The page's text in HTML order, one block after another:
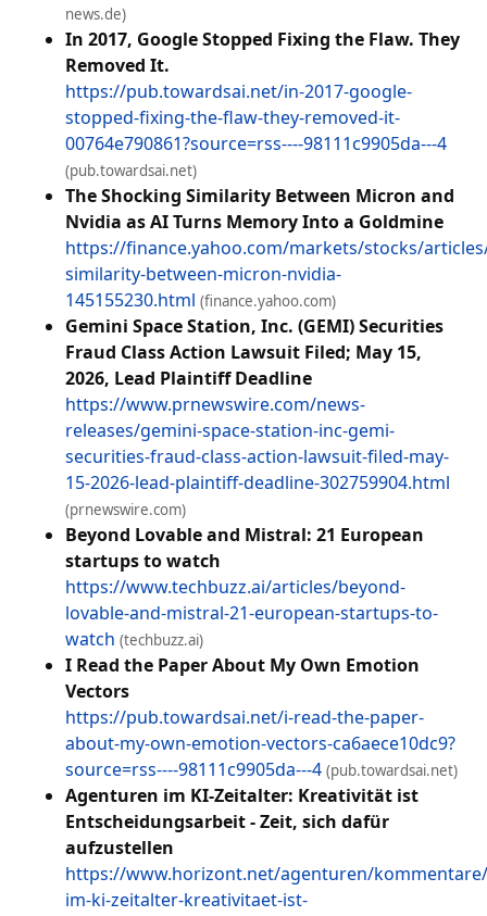
news.de)
In 2017, Google Stopped Fixing the Flaw. They
Removed It.
https://pub.towardsai.net/in-2017-google-
stopped-fixing-the-flaw-they-removed-it-
00764e790861?source=rss----98111c9905da---4
(pub.towardsai.net)
The Shocking Similarity Between Micron and
Nvidia as AI Turns Memory Into a Goldmine
https://finance.yahoo.com/markets/stocks/
similarity-between-micron-nvidia-
145155230.html (finance.yahoo.com)
Gemini Space Station, Inc. (GEMI) Securities
Fraud Class Action Lawsuit Filed; May 15,
2026, Lead Plaintiff Deadline
https://www.prnewswire.com/news-
releases/gemini-space-station-inc-gemi-
securities-fraud-class-action-lawsuit-filed-may-
15-2026-lead-plaintiff-deadline-302759904.html
(prnewswire.com)
Beyond Lovable and Mistral: 21 European
startups to watch
https://www.techbuzz.ai/articles/beyond-
lovable-and-mistral-21-european-startups-to-
watch (techbuzz.ai)
I Read the Paper About My Own Emotion
Vectors
https://pub.towardsai.net/i-read-the-paper-
about-my-own-emotion-vectors-ca6aece10dc9?
source=rss----98111c9905da---4 (pub.towardsai.net)
Agenturen im KI-Zeitalter: Kreativität ist
Entscheidungsarbeit - Zeit, sich dafür
aufzustellen
https://www.horizont.net/agenturen/
im-ki-zeitalter-kreativitaet-ist-